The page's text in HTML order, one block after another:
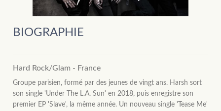
BIOGRAPHIE
Hard Rock/Glam - France
Groupe parisien, formé par des jeunes de vingt ans. Harsh sort
son single 'Under The L.A. Sun' en 2018, puis enregistre son
premier EP 'Slave', la même année. Un nouveau single 'Tease Me'